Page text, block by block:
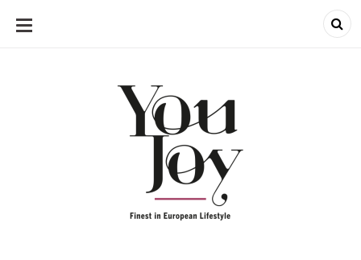
SKIP